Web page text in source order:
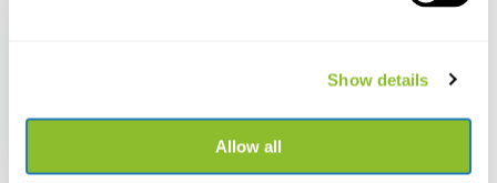
Show details
Allow all
dreiteiliger Stock und